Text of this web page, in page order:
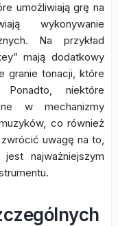
umożliwiają grę na
wykonywanie
Na przykład
mają dodatkowy
granie tonacji, które
niektóre
w mechanizmy
co również
uwagę na to,
najważniejszym